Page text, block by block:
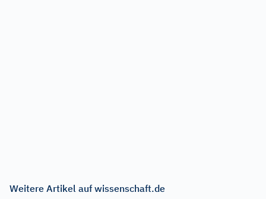
Weitere Artikel auf wissenschaft.de